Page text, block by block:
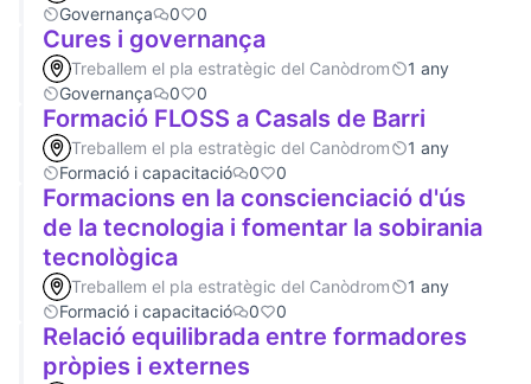
Governança
0 0
Cures i governança
Treballem el pla estratègic del Canòdrom
1 any
Governança
0 0
Formació FLOSS a Casals de Barri
Treballem el pla estratègic del Canòdrom
1 any
Formació i capacitació
0 0
Formacions en la conscienciació d'ús
de la tecnologia i fomentar la sobirania
tecnològica
Treballem el pla estratègic del Canòdrom
1 any
Formació i capacitació
0 0
Relació equilibrada entre formadores
pròpies i externes